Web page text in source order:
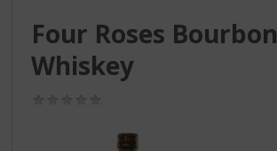
Four Roses Bourbon
Whiskey